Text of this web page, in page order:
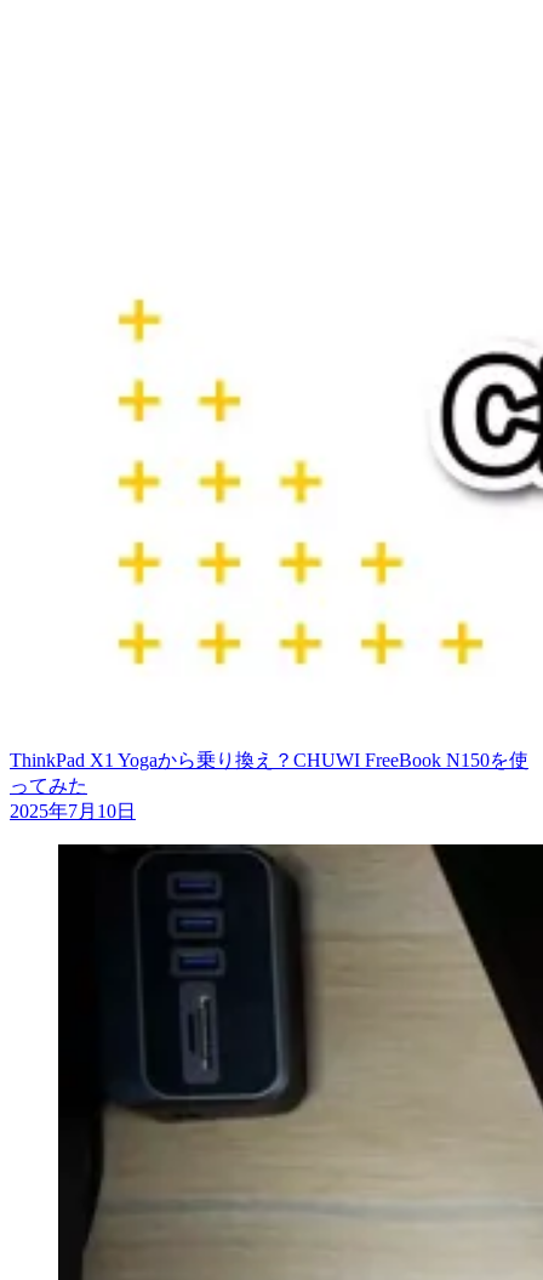
ThinkPad X1 Yogaから乗り換え？CHUWI FreeBook N150を使
ってみた
2025年7月10日